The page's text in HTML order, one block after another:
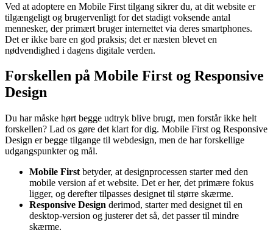
Ved at adoptere en Mobile First tilgang sikrer du, at dit website er
tilgængeligt og brugervenligt for det stadigt voksende antal
mennesker, der primært bruger internettet via deres smartphones.
Det er ikke bare en god praksis; det er næsten blevet en
nødvendighed i dagens digitale verden.
Forskellen på Mobile First og Responsive
Design
Du har måske hørt begge udtryk blive brugt, men forstår ikke helt
forskellen? Lad os gøre det klart for dig. Mobile First og Responsive
Design er begge tilgange til webdesign, men de har forskellige
udgangspunkter og mål.
Mobile First betyder, at designprocessen starter med den
mobile version af et website. Det er her, det primære fokus
ligger, og derefter tilpasses designet til større skærme.
Responsive Design derimod, starter med designet til en
desktop-version og justerer det så, det passer til mindre
skærme.